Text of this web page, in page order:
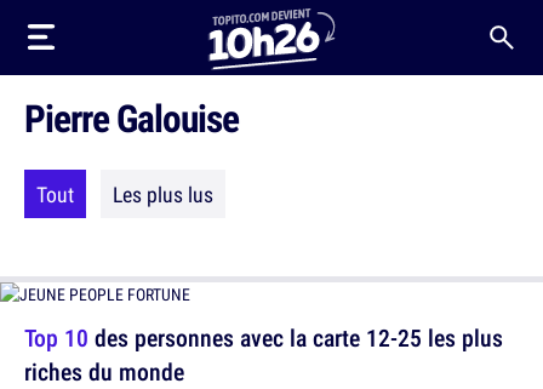
Pierre Galouise
Tout Les plus lus
Top 10 des personnes avec la carte 12-25 les plus
riches du monde